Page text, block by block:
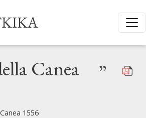
περιεχόμενο
Canea
”
1556